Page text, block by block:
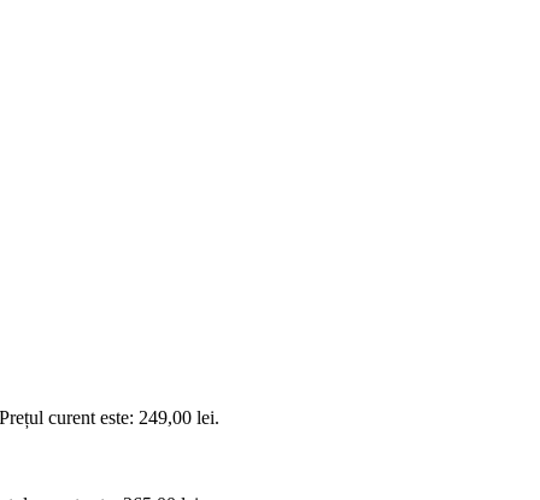
Prețul curent este: 249,00 lei.